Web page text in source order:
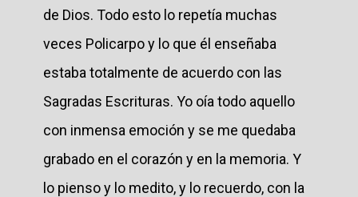
de Dios. Todo esto lo repetía muchas
veces Policarpo y lo que él enseñaba
estaba totalmente de acuerdo con las
Sagradas Escrituras. Yo oía todo aquello
con inmensa emoción y se me quedaba
grabado en el corazón y en la memoria. Y
lo pienso y lo medito, y lo recuerdo, con la